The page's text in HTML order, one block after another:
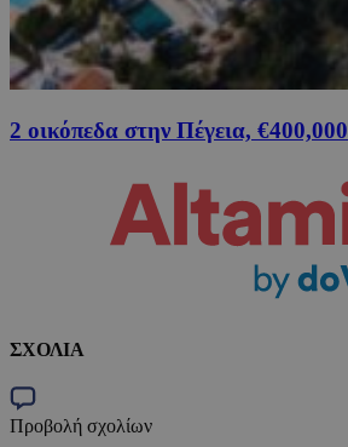
2 οικόπεδα στην Πέγεια, €400,000
ΣΧΟΛΙΑ
Προβολή σχολίων